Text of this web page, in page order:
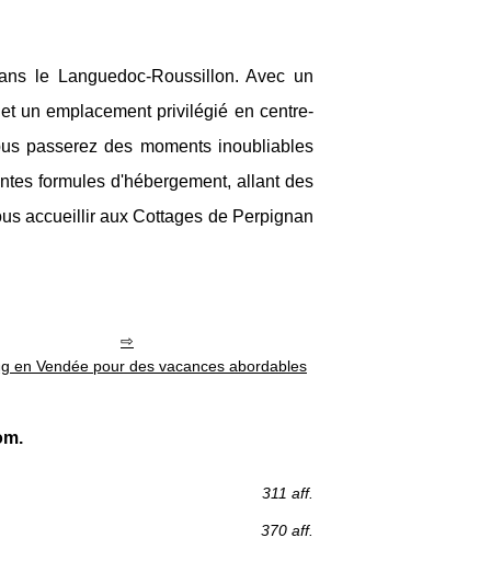
le Languedoc-Roussillon. Avec un
un emplacement privilégié en centre-
passerez des moments inoubliables
formules d'hébergement, allant des
accueillir aux Cottages de Perpignan
en Vendée pour des vacances abordables
311 aff.
370 aff.